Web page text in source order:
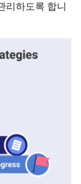
리하도록 합니